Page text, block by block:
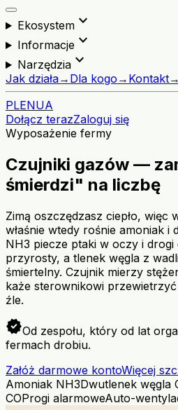
Ekosystemexpand_more
Informacjeexpand_more
Narzędziaexpand_more
Jak działa→ Dla kogo → Kontakt→
PLENUA
Dołącz terazZaloguj się
Wyposażenie fermy
Czujniki gazów —
śmierdzi" na liczbę
Zimą oszczędzasz ciepło, więc
właśnie wtedy rośnie amoniak i
NH3 piecze ptaki w oczy i
przyrosty, a tlenek węgla z
śmiertelny. Czujnik mierzy
każe sterownikowi
źle.
verifiedOd zespołu, który od lat
fermach drobiu.
Załóż darmowe kontoWięcej
Amoniak NH3Dwutlenek węgla
COProgi alarmoweAuto-